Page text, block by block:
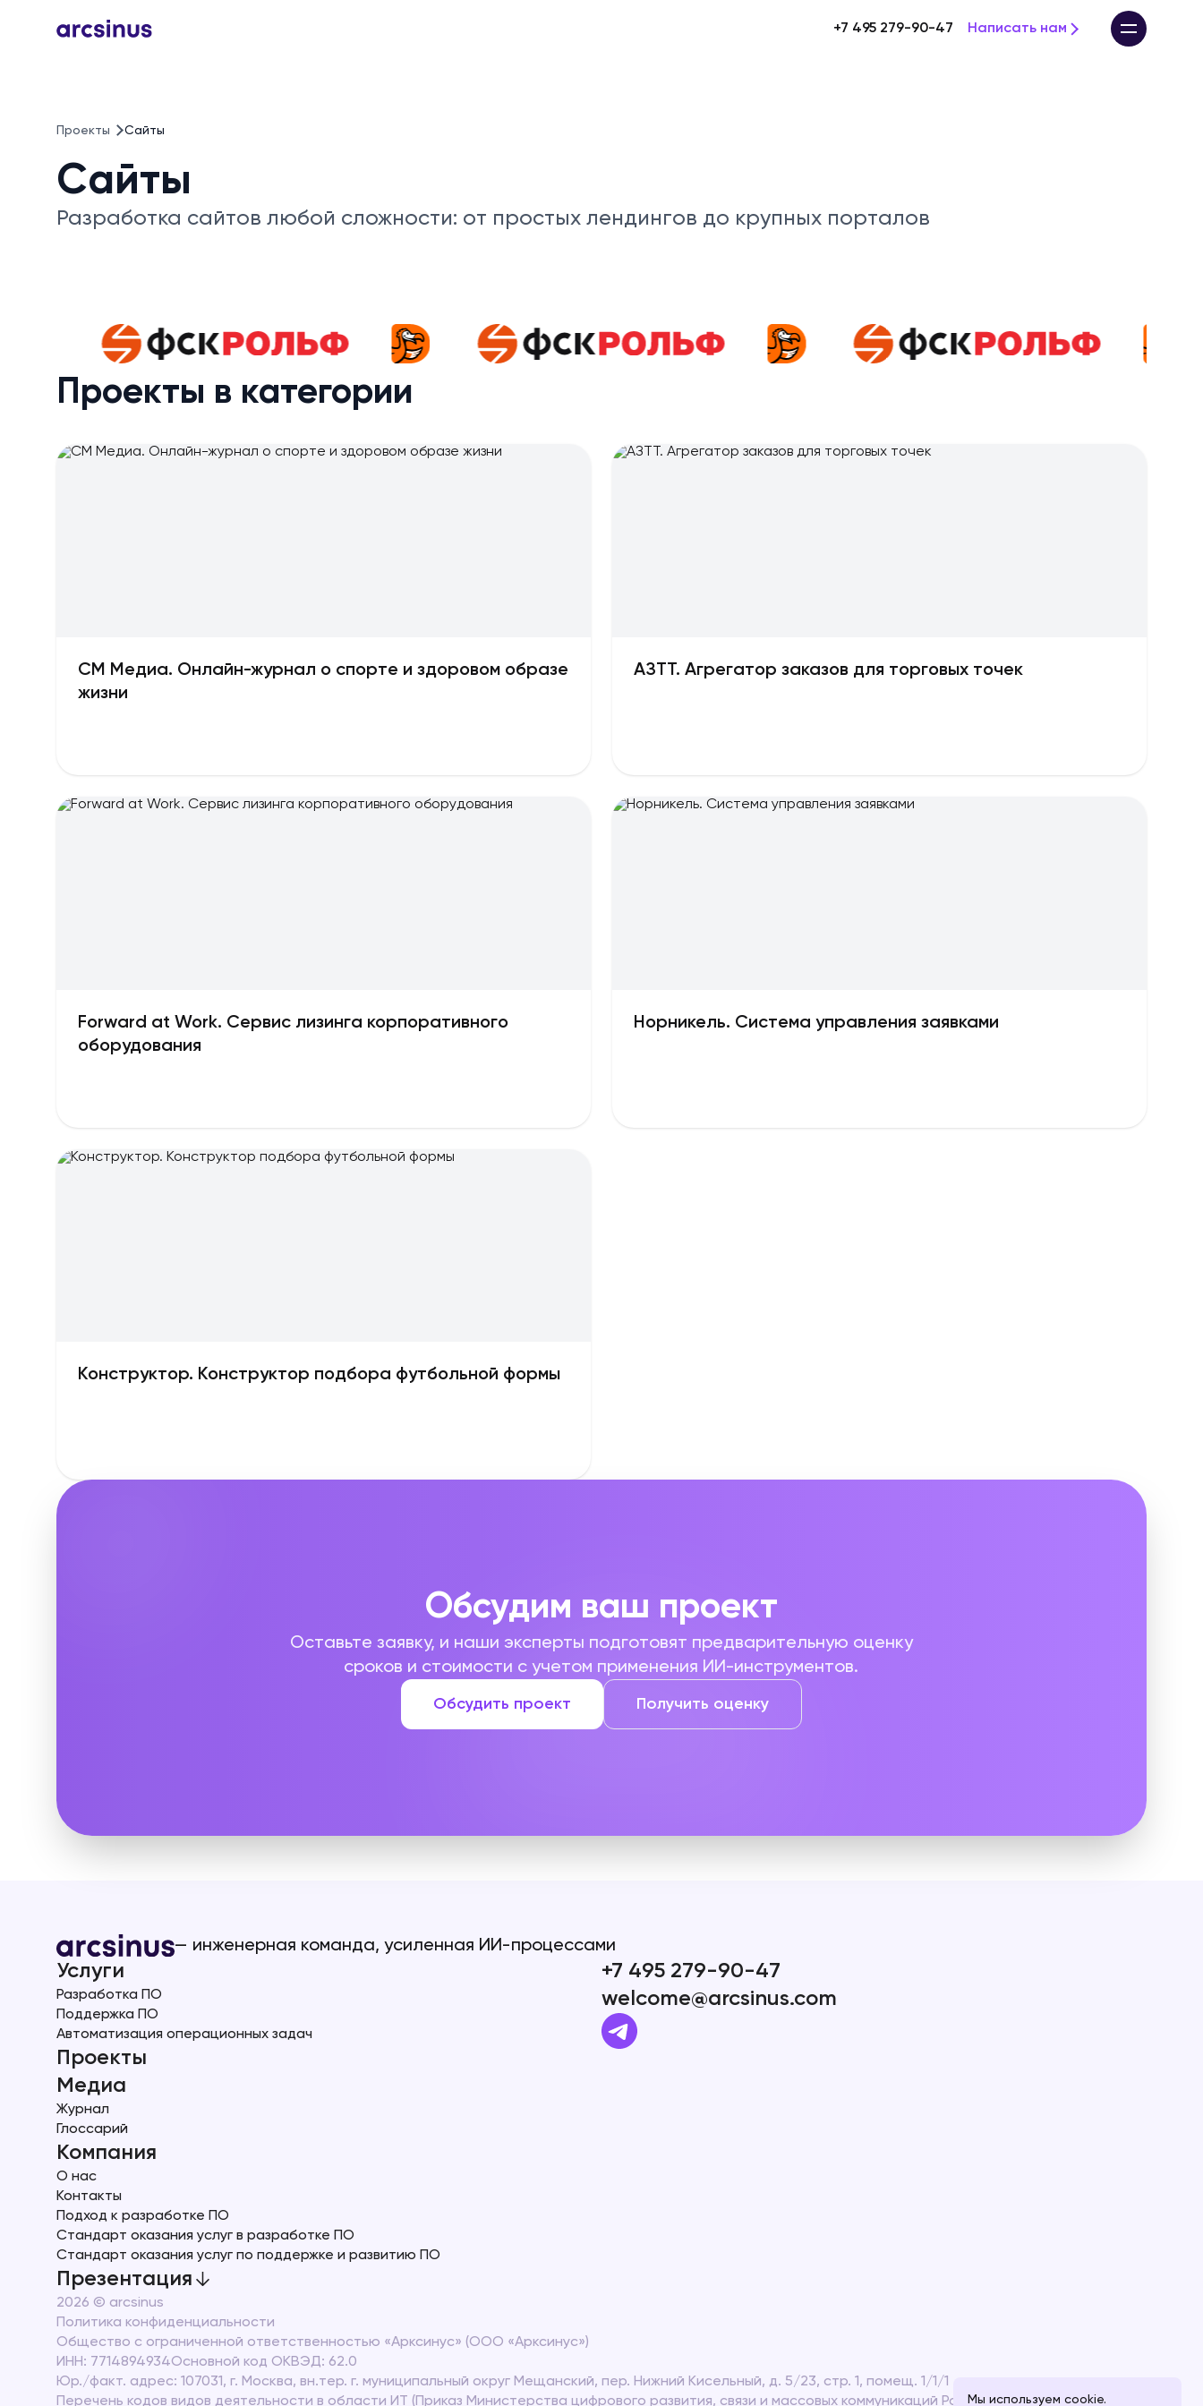
+7 495 279-90-47 Написать нам
Проекты Сайты
Сайты
Разработка сайтов любой сложности: от простых лендингов до крупных порталов
Проекты в категории
СМ Медиа. Онлайн-журнал о спорте и здоровом образе
жизни
АЗТТ. Агрегатор заказов для торговых точек
Forward at Work. Сервис лизинга корпоративного
оборудования
Норникель. Система управления заявками
Конструктор. Конструктор подбора футбольной формы
Обсудим ваш проект
Оставьте заявку, и наши эксперты подготовят предварительную оценку
сроков и стоимости с учетом применения ИИ-инструментов.
Обсудить проект Получить оценку
— инженерная команда, усиленная ИИ-процессами
Услуги
Разработка ПО
Поддержка ПО
Автоматизация операционных задач
Проекты
Медиа
Журнал
Глоссарий
Компания
О нас
Контакты
Подход к разработке ПО
Стандарт оказания услуг в разработке ПО
Стандарт оказания услуг по поддержке и развитию ПО
Презентация
+7 495 279-90-47
welcome@arcsinus.com
2026 © arcsinus
Политика конфиденциальности
Общество с ограниченной ответственностью «Арксинус» (ООО «Арксинус»)
ИНН: 7714894934Основной код ОКВЭД: 62.0
Юр./факт. адрес: 107031, г. Москва, вн.тер. г. муниципальный округ Мещанский, пер. Нижний Кисельный, д. 5/23, стр. 1, помещ. 1/1/1
Перечень кодов видов деятельности в области ИТ (Приказ Министерства цифрового развития, связи и массовых коммуникаций Российской Федерации от
Мы используем cookie.